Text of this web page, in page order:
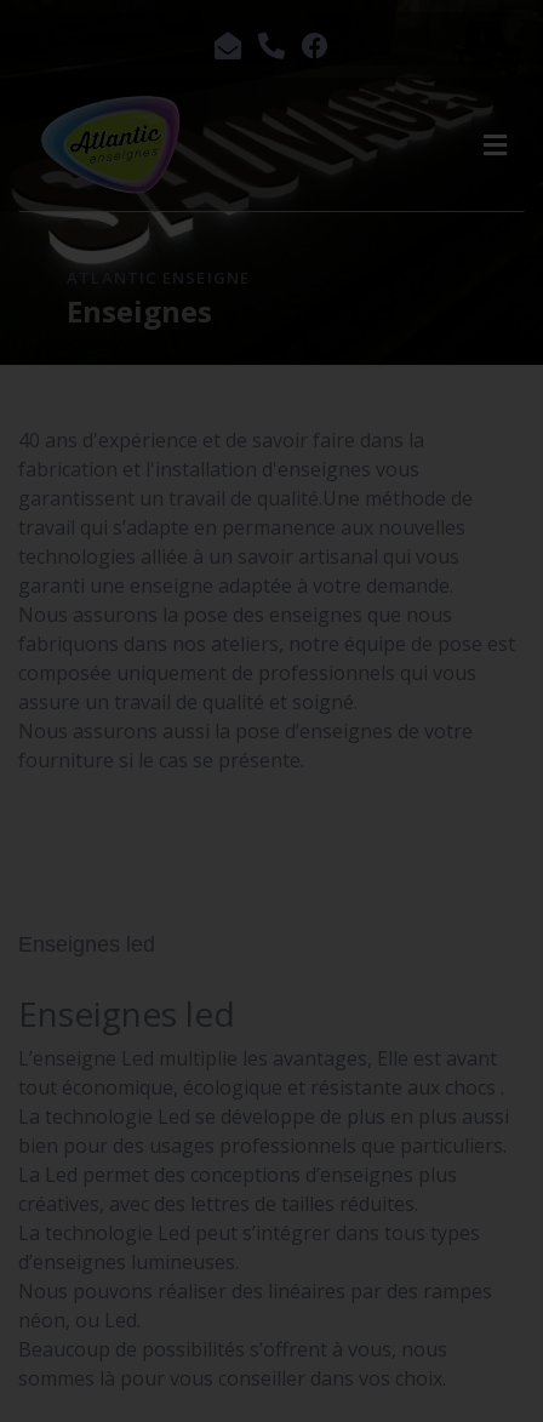
ATLANTIC ENSEIGNE
Enseignes
40 ans d'expérience et de savoir faire dans la
fabrication et l'installation d'enseignes vous
garantissent un travail de qualité.Une méthode de
travail qui s’adapte en permanence aux nouvelles
technologies alliée à un savoir artisanal qui vous
garanti une enseigne adaptée à votre demande.
Nous assurons la pose des enseignes que nous
fabriquons dans nos ateliers, notre équipe de pose est
composée uniquement de professionnels qui vous
assure un travail de qualité et soigné.
Nous assurons aussi la pose d’enseignes de votre
fourniture si le cas se présente.
Enseignes led
Enseignes led
L’enseigne Led multiplie les avantages, Elle est avant
tout économique, écologique et résistante aux chocs .
La technologie Led se développe de plus en plus aussi
bien pour des usages professionnels que particuliers.
La Led permet des conceptions d’enseignes plus
créatives, avec des lettres de tailles réduites.
La technologie Led peut s’intégrer dans tous types
d’enseignes lumineuses.
Nous pouvons réaliser des linéaires par des rampes
néon, ou Led.
Beaucoup de possibilités s’offrent à vous, nous
sommes là pour vous conseiller dans vos choix.